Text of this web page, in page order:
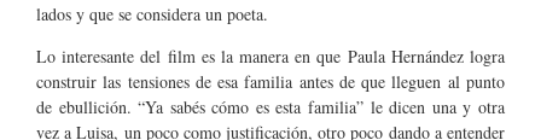
lados y que se considera un poeta.
Lo interesante del film es la manera en que Paula Hernández logra
construir las tensiones de esa familia antes de que lleguen al punto
de ebullición. “Ya sabés cómo es esta familia” le dicen una y otra
vez a Luisa, un poco como justificación, otro poco dando a entender